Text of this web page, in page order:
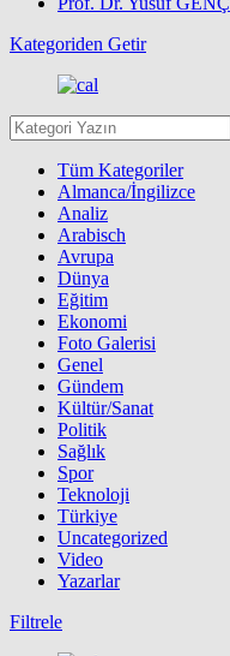
Kategoriden Getir
Tüm Kategoriler
Almanca/İngilizce
Analiz
Arabisch
Avrupa
Dünya
Eğitim
Ekonomi
Foto Galerisi
Genel
Gündem
Kültür/Sanat
Politik
Sağlık
Spor
Teknoloji
Türkiye
Uncategorized
Video
Yazarlar
Filtrele